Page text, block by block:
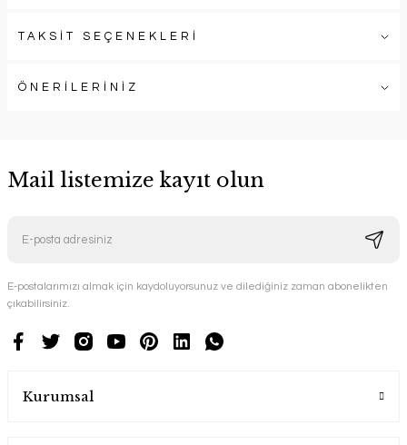
TAKSİT SEÇENEKLERİ
ÖNERİLERİNİZ
Mail listemize kayıt olun
E-postalarımızı almak için kaydoluyorsunuz ve dilediğiniz zaman abonelikten
çıkabilirsiniz.
Kurumsal